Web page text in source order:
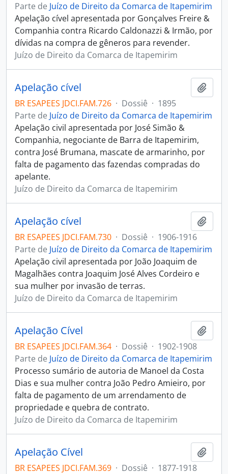
Parte de Juízo de Direito da Comarca de Itapemirim
Apelação cível apresentada por Gonçalves Freire &
Companhia contra Ricardo Caldonazzi & Irmão, por
dívidas na compra de gêneros para revender.
Juízo de Direito da Comarca de Itapemirim
Apelação cível
BR ESAPEES JDCI.FAM.726 · Dossiê · 1895
Parte de Juízo de Direito da Comarca de Itapemirim
Apelação civil apresentada por José Simão &
Companhia, negociante de Barra de Itapemirim,
contra José Brumana, mascate de armarinho, por
falta de pagamento das fazendas compradas do
apelante.
Juízo de Direito da Comarca de Itapemirim
Apelação cível
BR ESAPEES JDCI.FAM.730 · Dossiê · 1906-1916
Parte de Juízo de Direito da Comarca de Itapemirim
Apelação civil apresentada por João Joaquim de
Magalhães contra Joaquim José Alves Cordeiro e
sua mulher por invasão de terras.
Juízo de Direito da Comarca de Itapemirim
Apelação Cível
BR ESAPEES JDCI.FAM.364 · Dossiê · 1902-1908
Parte de Juízo de Direito da Comarca de Itapemirim
Processo sumário de autoria de Manoel da Costa
Dias e sua mulher contra João Pedro Amieiro, por
falta de pagamento de um arrendamento de
propriedade e quebra de contrato.
Juízo de Direito da Comarca de Itapemirim
Apelação Cível
BR ESAPEES JDCI.FAM.369 · Dossiê · 1877-1918